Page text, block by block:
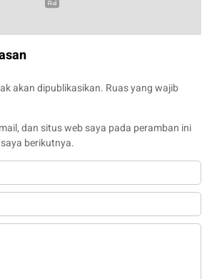
akan dipublikasikan. Ruas yang wajib
dan situs web saya pada peramban ini
berikutnya.